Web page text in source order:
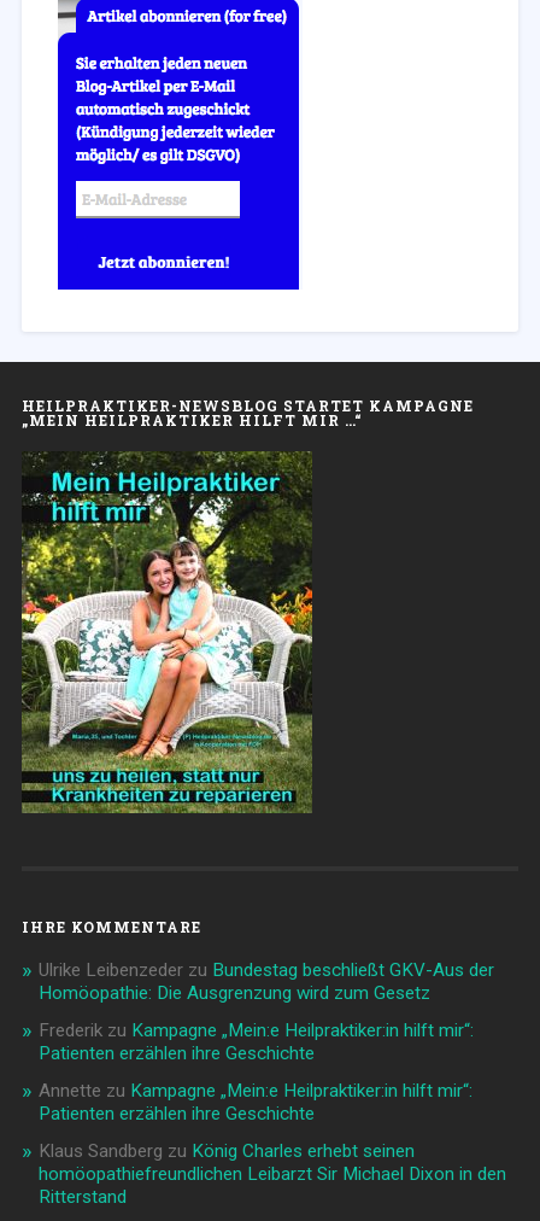
HEILPRAKTIKER-NEWSBLOG STARTET KAMPAGNE
„MEIN HEILPRAKTIKER HILFT MIR …“
IHRE KOMMENTARE
Ulrike Leibenzederzu Bundestag beschließt GKV-Aus der
Homöopathie: Die Ausgrenzung wird zum Gesetz
Frederikzu Kampagne „Mein:e Heilpraktiker:in hilft mir“:
Patienten erzählen ihre Geschichte
Annette zu Kampagne „Mein:e Heilpraktiker:in hilft mir“:
Patienten erzählen ihre Geschichte
Klaus Sandberg zu König Charles erhebt seinen
homöopathiefreundlichen Leibarzt Sir Michael Dixon in den
Ritterstand